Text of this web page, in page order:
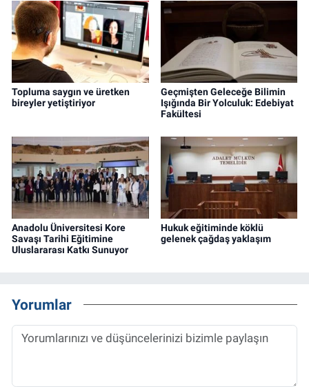
Topluma saygın ve üretken
bireyler yetiştiriyor
Geçmişten Geleceğe Bilimin
Işığında Bir Yolculuk: Edebiyat
Fakültesi
Anadolu Üniversitesi Kore
Savaşı Tarihi Eğitimine
Uluslararası Katkı Sunuyor
Hukuk eğitiminde köklü
gelenek çağdaş yaklaşım
Yorumlar